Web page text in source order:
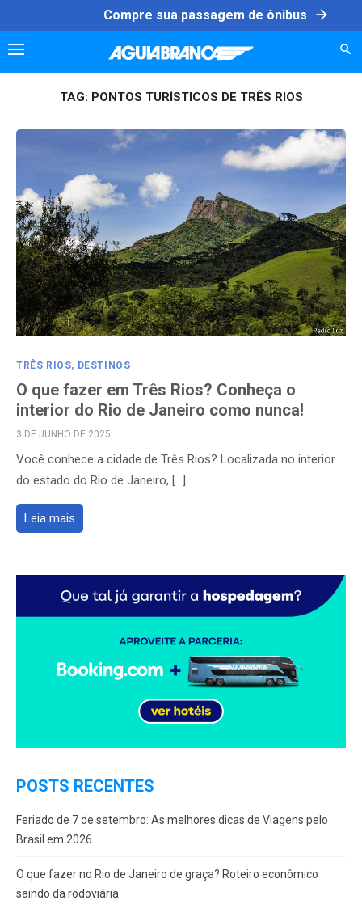
to
content
Compre sua passagem de ônibus arrow_forward
TAG: PONTOS TURÍSTICOS DE TRÊS RIOS
TRÊS RIOS, DESTINOS
O que fazer em Três Rios? Conheça o
interior do Rio de Janeiro como nunca!
POSTED
3 DE JUNHO DE 2025
Você conhece a cidade de Três Rios? Localizada no interior
do estado do Rio de Janeiro, […]
Leia mais
POSTS RECENTES
Feriado de 7 de setembro: As melhores dicas de Viagens pelo
Brasil em 2026
O que fazer no Rio de Janeiro de graça? Roteiro econômico
saindo da rodoviária